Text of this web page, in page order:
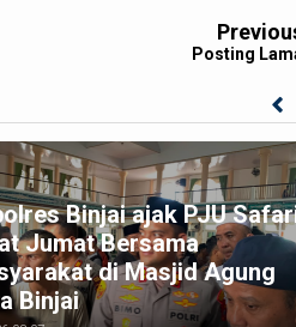
Posting
Binjai ajak PJU
Jumat Bersama
di Masjid Agung
Binjai